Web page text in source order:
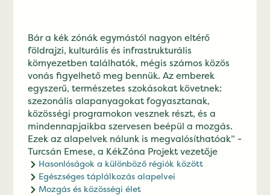
Bár a kék zónák egymástól nagyon eltérő
földrajzi, kulturális és infrastrukturális
környezetben találhatók, mégis számos közös
vonás figyelhető meg bennük. Az emberek
egyszerű, természetes szokásokat követnek:
szezonális alapanyagokat fogyasztanak,
közösségi programokon vesznek részt, és a
mindennapjaikba szervesen beépül a mozgás.
Ezek az alapelvek nálunk is megvalósíthatóak” -
Turcsán Emese, a KékZóna Projekt vezetője
Hasonlóságok a különböző régiók között
Egészséges táplálkozás alapelvei
Mozgás és közösségi élet